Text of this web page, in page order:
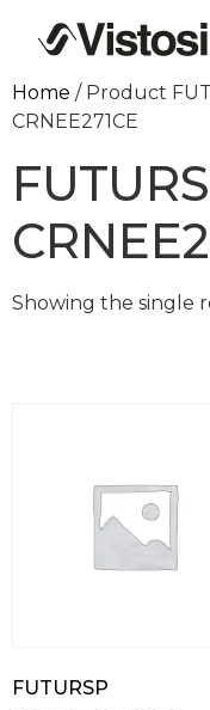
Home / Product
CRNEE271CE
Showing the single
FUTURSP